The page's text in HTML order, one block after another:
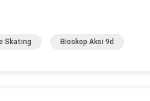
Skating Bioskop Aksi 9d